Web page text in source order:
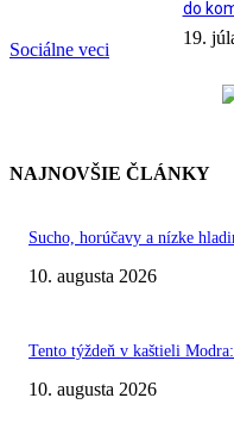
Sociálne veci
do
19.
NAJNOVŠIE ČLÁNKY
Sucho, horúčavy a nízke
10. augusta 2026
Tento týždeň v kaštieli
10. augusta 2026